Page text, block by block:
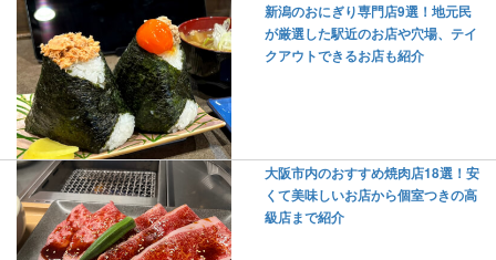
新潟のおにぎり専門店9選！地元民
が厳選した駅近のお店や穴場、テイ
クアウトできるお店も紹介
大阪市内のおすすめ焼肉店18選！安
くて美味しいお店から個室つきの高
級店まで紹介